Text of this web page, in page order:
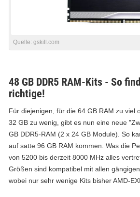
Quelle: gskill.com
48 GB DDR5 RAM-Kits - So
richtige!
Für diejenigen, für die 64 GB RAM zu viel
32 GB zu wenig, gibt es nun eine neue
GB DDR5-RAM (2 x 24 GB Module). So
auf satte 96 GB RAM kommen. Was die
von 5200 bis derzeit 8000 MHz alles
Größen sind kompatibel mit allen
wobei nur sehr wenige Kits bisher AMD-